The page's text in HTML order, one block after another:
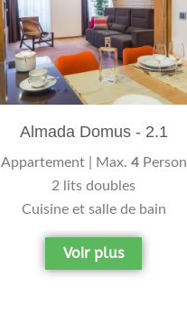
Almada Domus - 2.1
Appartement | Max. 4Person
2 lits doubles
Cuisine et salle de bain
Voir plus